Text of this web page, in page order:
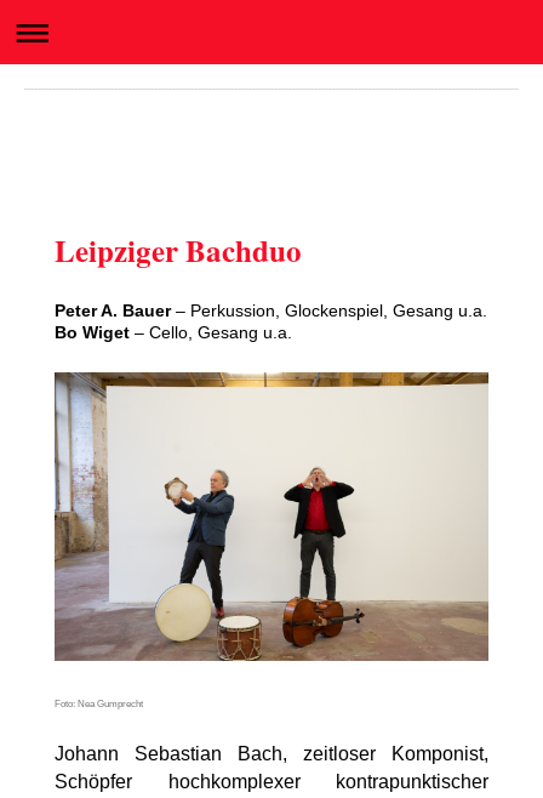
Leipziger Bachduo
Peter A. Bauer– Perkussion, Glockenspiel, Gesang u.a.
Bo Wiget – Cello, Gesang u.a.
Foto: Nea Gumprecht
Johann Sebastian Bach, zeitloser Komponist,
Schöpfer hochkomplexer kontrapunktischer